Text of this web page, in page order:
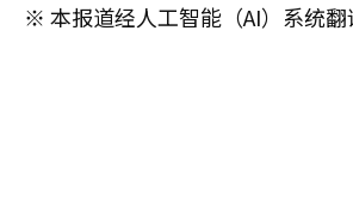
※ 本报道经人工智能（AI）系统翻